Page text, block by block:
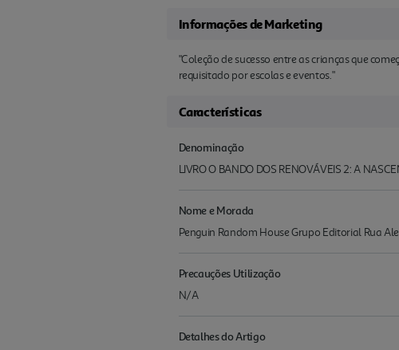
Informações de Marketing
"Coleção de sucesso entre as crianças que
requisitado por escolas e eventos."
Características
Denominação
LIVRO O BANDO DOS RENOVÁVEIS 2: A
Nome e Morada
Penguin Random House Grupo Editorial Rua
Precauções Utilização
N/A
Detalhes do Artigo